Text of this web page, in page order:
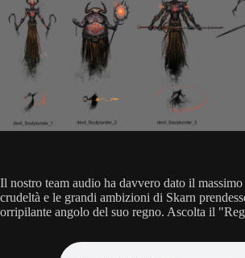
Il nostro team audio ha davvero dato il
crudeltà e le grandi ambizioni di Skarn
orripilante angolo del suo regno. Ascolta il